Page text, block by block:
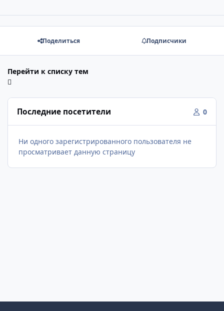
Поделиться Подписчики
Перейти к списку тем
Последние посетители 0
Ни одного зарегистрированного пользователя не
просматривает данную страницу